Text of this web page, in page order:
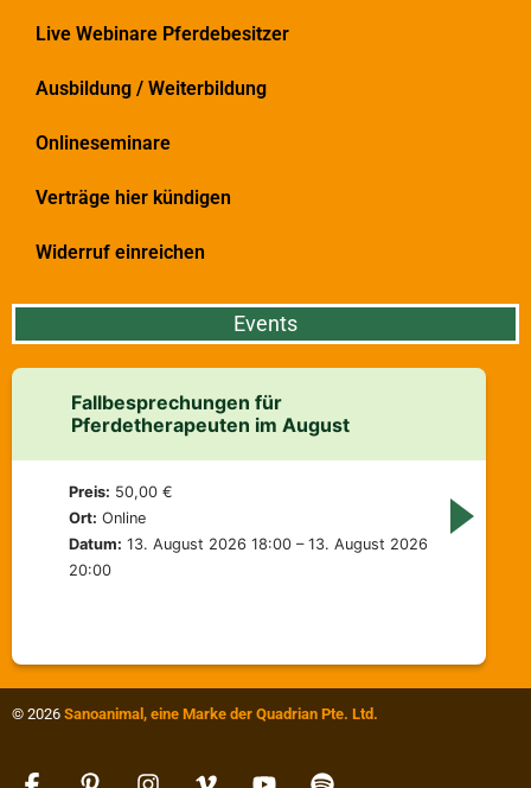
Live Webinare Pferdebesitzer
Ausbildung / Weiterbildung
Onlineseminare
Verträge hier kündigen
Widerruf einreichen
Events
Fallbesprechungen für
Pferdetherapeuten im August
Preis: 50,00 €
Ort: Online
Datum: 13. August 2026 18:00 – 13. August 2026
20:00
© 2026 Sanoanimal, eine Marke der Quadrian Pte. Ltd.